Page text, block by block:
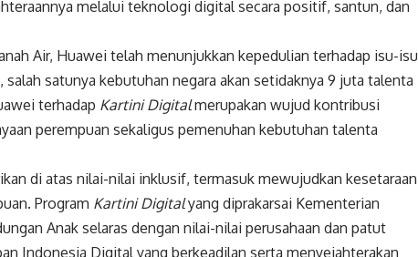
melalui teknologi digital secara positif, santun, dan
Air, Huawei telah menunjukkan kepedulian terhadap isu-isu
satunya kebutuhan negara akan setidaknya 9 juta talenta
terhadap Kartini Digitalmerupakan wujud kontribusi
perempuan sekaligus pemenuhan kebutuhan talenta
di atas nilai-nilai inklusif, termasuk mewujudkan kesetaraan
Program Kartini Digitalyang diprakarsai Kementerian
Anak selaras dengan nilai-nilai perusahaan dan patut
Indonesia Digital yang berkeadilan serta menyejahterakan